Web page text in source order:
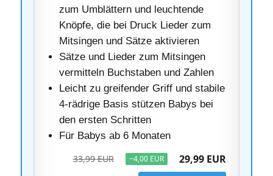
zum Umblättern und leuchtende
Knöpfe, die bei Druck Lieder zum
Mitsingen und Sätze aktivieren
Sätze und Lieder zum Mitsingen
vermitteln Buchstaben und Zahlen
Leicht zu greifender Griff und stabile
4-rädrige Basis stützen Babys bei
den ersten Schritten
Für Babys ab 6 Monaten
33,99 EUR −4,00 EUR 29,99 EUR